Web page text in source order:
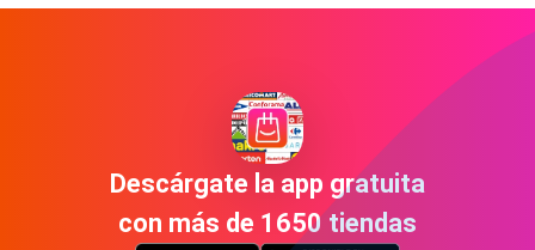
Descárgate la app gratuita
con más de 1650 tiendas